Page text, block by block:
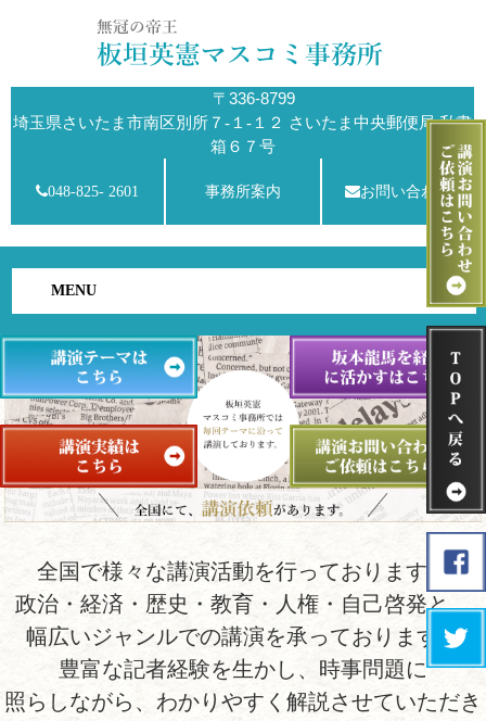
〒336-8799
埼玉県さいたま市南区別所７-１-１２ さいたま中央郵便局 私書
箱６７号
048-825- 2601 事務所案内 お問い合わせ
MENU
全国で様々な講演活動を行っております。
政治・経済・歴史・教育・人権・自己啓発と、
幅広いジャンルでの講演を承っております。
豊富な記者経験を生かし、時事問題に
照らしながら、わかりやすく解説させていただき